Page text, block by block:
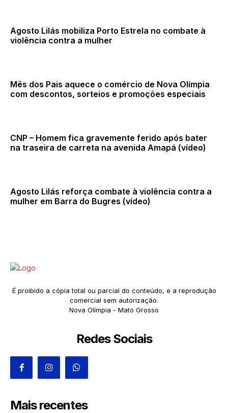
Agosto Lilás mobiliza Porto Estrela no combate à
violência contra a mulher
Mês dos Pais aquece o comércio de Nova Olímpia
com descontos, sorteios e promoções especiais
CNP – Homem fica gravemente ferido após bater
na traseira de carreta na avenida Amapá (vídeo)
Agosto Lilás reforça combate à violência contra a
mulher em Barra do Bugres (vídeo)
É proibido a cópia total ou parcial do conteúdo, e a reprodução
comercial sem autorização.
Nova Olímpia - Mato Grosso
Redes Sociais
Mais recentes